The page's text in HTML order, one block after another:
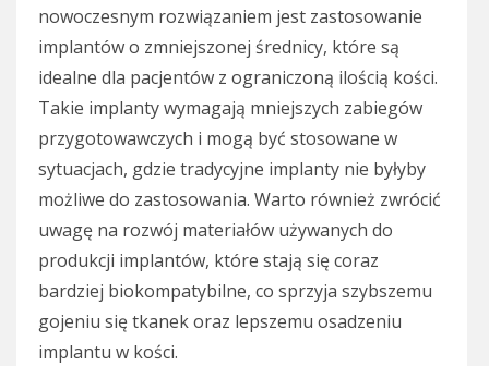
nowoczesnym rozwiązaniem jest zastosowanie
implantów o zmniejszonej średnicy, które są
idealne dla pacjentów z ograniczoną ilością kości.
Takie implanty wymagają mniejszych zabiegów
przygotowawczych i mogą być stosowane w
sytuacjach, gdzie tradycyjne implanty nie byłyby
możliwe do zastosowania. Warto również zwrócić
uwagę na rozwój materiałów używanych do
produkcji implantów, które stają się coraz
bardziej biokompatybilne, co sprzyja szybszemu
gojeniu się tkanek oraz lepszemu osadzeniu
implantu w kości.